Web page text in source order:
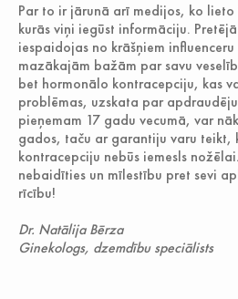
Par to ir jārunā arī medijos, ko
kurās viņi iegūst informāciju.
iespaidojas no krāšņiem
mazākajām bažām par savu
bet hormonālo kontracepciju, kas
problēmas, uzskata par
pieņemam 17 gadu vecumā, var
gados, taču ar garantiju varu teikt,
kontracepciju nebūs iemesls
nebaidīties un mīlestību pret sevi
rīcību!
Dr. Natālija Bērza
Ginekologs, dzemdību speciālists